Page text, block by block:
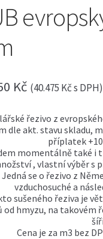
Kč (40.475 Kčs DPH)
řezivo z
dle akt. stavu skladu,
příplatek
momentálně také i
, vlastní výběr s
Jedná se o řezivo z
vzduchosuché a
sušeného řeziva je
od hmyzu, na takovém
Cena je za m3 bez